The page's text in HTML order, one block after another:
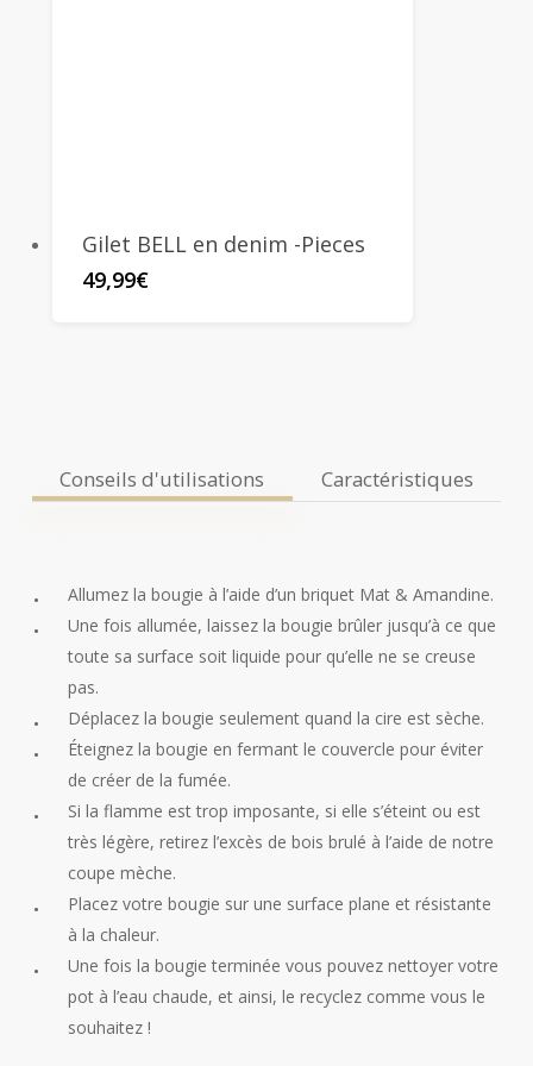
Gilet BELL en denim -Pieces
49,99€
Conseils d'utilisations Caractéristiques
Allumez la bougie à l’aide d’un briquet Mat & Amandine.
Une fois allumée, laissez la bougie brûler jusqu’à ce que
toute sa surface soit liquide pour qu’elle ne se creuse
pas.
Déplacez la bougie seulement quand la cire est sèche.
Éteignez la bougie en fermant le couvercle pour éviter
de créer de la fumée.
Si la flamme est trop imposante, si elle s’éteint ou est
très légère, retirez l’excès de bois brulé à l’aide de notre
coupe mèche.
Placez votre bougie sur une surface plane et résistante
à la chaleur.
Une fois la bougie terminée vous pouvez nettoyer votre
pot à l’eau chaude, et ainsi, le recyclez comme vous le
souhaitez !